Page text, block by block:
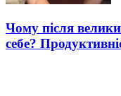
Чому після
себе?